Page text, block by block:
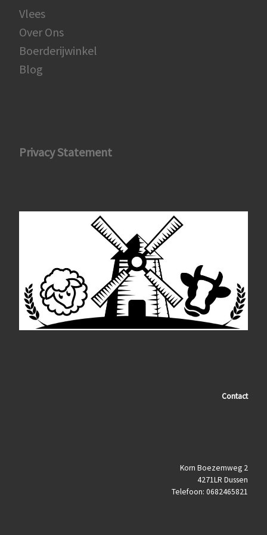
Vlees
Over Ons
Boerderijwinkel
Blog
Privacy Statement
Contact
Korn Boezemweg 2
4271LR Dussen
Telefoon: 0682465821